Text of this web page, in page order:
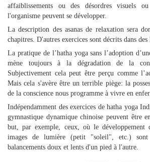
affaiblissements ou des désordres visuels
l'organisme peuvent se développer.
La description des asanas de relaxation sera
chapitres. D'autres exercices sont décrits dans des
La pratique de l’hatha yoga sans l’adoption
mène toujours à la dégradation de la
Subjectivement cela peut être perçu comme
Mais cela s'avère être un terrible piège: la
de la conscience nous programme à vivre en
Indépendamment des exercices de hatha yoga
gymnastique dynamique chinoise peuvent être
but, par exemple, ceux, où le développement
images de lumière (petit "soleil", etc.) sont
balancements doux et lents d'un pied à l'autre.